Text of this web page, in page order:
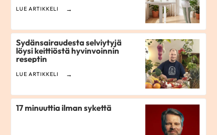
LUE ARTIKKELI
Sydänsairaudesta selviytyjä
löysi keittiöstä hyvinvoinnin
reseptin
LUE ARTIKKELI
17 minuuttia ilman sykettä